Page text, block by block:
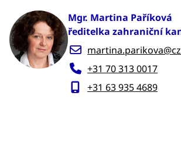
Mgr. Martina Paříková
ředitelka zahraniční
+31 70 313 0017
+31 63 935 4689